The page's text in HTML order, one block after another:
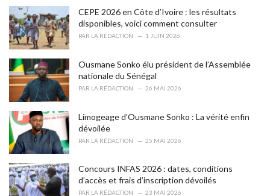
:
CEPE 2026 en Côte d’Ivoire : les résultats
disponibles, voici comment consulter
PAR LA RÉDACTION 1 JUIN 2026
Ousmane Sonko élu président de l’Assemblée
nationale du Sénégal
PAR LA RÉDACTION 26 MAI 2026
Limogeage d’Ousmane Sonko : La vérité enfin
dévoilée
PAR LA RÉDACTION 25 MAI 2026
Concours INFAS 2026 : dates, conditions
d’accès et frais d’inscription dévoilés
PAR LA RÉDACTION 23 MAI 2026